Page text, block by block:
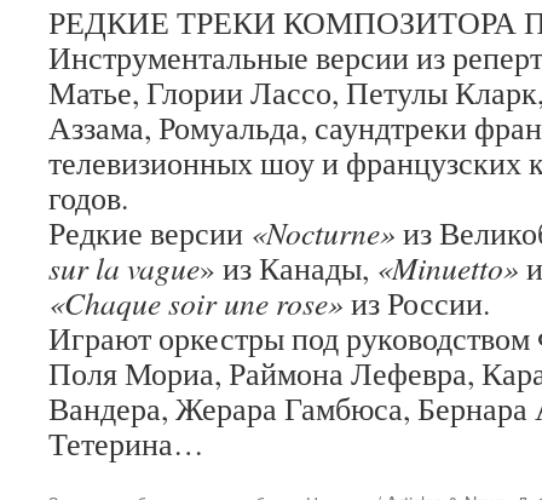
РЕДКИЕ ТРЕКИ КОМПОЗИТОРА
Инструментальные версии из
Матье, Глории Лассо, Петулы
Аззама, Ромуальда, саундтреки
телевизионных шоу и французских
годов.
Редкие версии «Nocturne» из
sur la vague» из Канады, «Minuetto»
«Chaque soir une rose» из России.
Играют оркестры под
Поля Мориа, Раймона Лефевра,
Вандера, Жерара Гамбюса,
Тетерина…